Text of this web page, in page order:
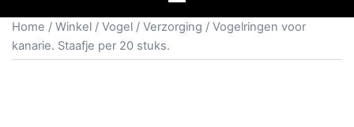
Home / Winkel / Vogel / Verzorging / Vogelringen voor
kanarie. Staafje per 20 stuks.